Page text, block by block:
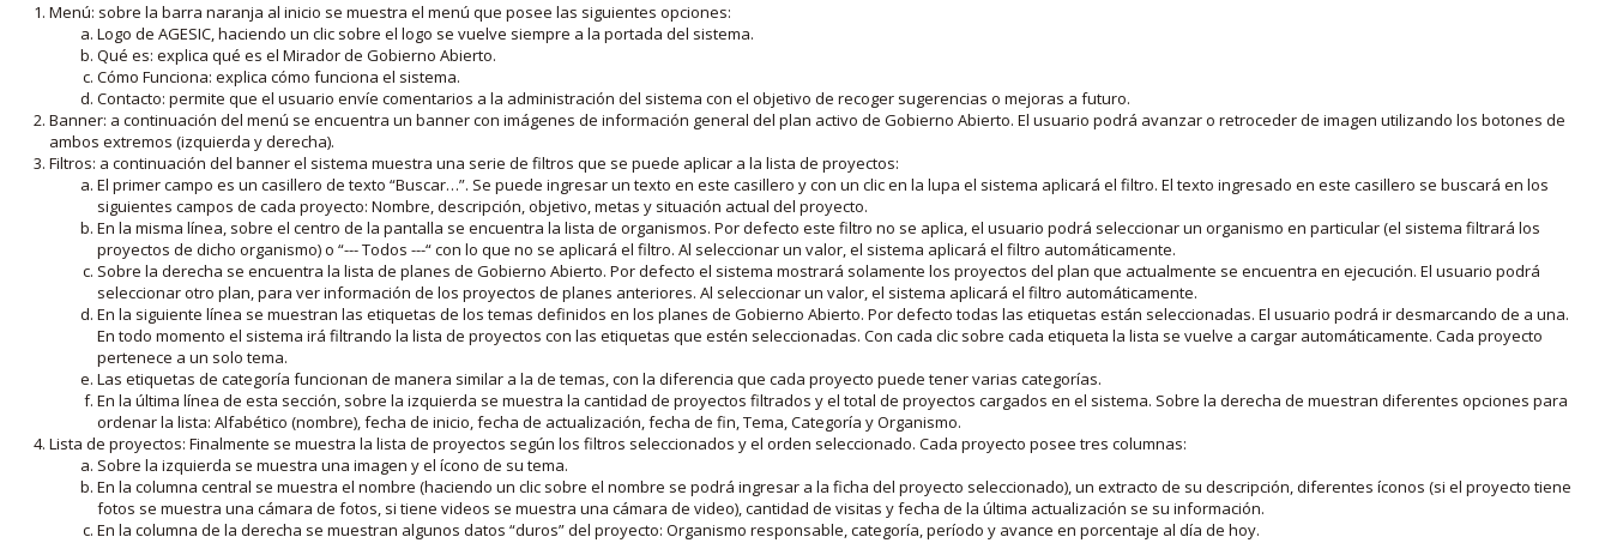
Menú: sobre la barra naranja al inicio se muestra el menú que posee las siguientes opciones:
Logo de AGESIC, haciendo un clic sobre el logo se vuelve siempre a la portada del sistema.
Qué es: explica qué es el Mirador de Gobierno Abierto.
Cómo Funciona: explica cómo funciona el sistema.
Contacto: permite que el usuario envíe comentarios a la administración del sistema con el objetivo de recoger sugerencias o mejoras a futuro.
Banner: a continuación del menú se encuentra un banner con imágenes de información general del plan activo de Gobierno Abierto. El usuario podrá avanzar o retroceder de imagen utilizando los botones de
ambos extremos (izquierda y derecha).
Filtros: a continuación del banner el sistema muestra una serie de filtros que se puede aplicar a la lista de proyectos:
El primer campo es un casillero de texto “Buscar…”. Se puede ingresar un texto en este casillero y con un clic en la lupa el sistema aplicará el filtro. El texto ingresado en este casillero se buscará en los
siguientes campos de cada proyecto: Nombre, descripción, objetivo, metas y situación actual del proyecto.
En la misma línea, sobre el centro de la pantalla se encuentra la lista de organismos. Por defecto este filtro no se aplica, el usuario podrá seleccionar un organismo en particular (el sistema filtrará los
proyectos de dicho organismo) o “--- Todos ---“ con lo que no se aplicará el filtro. Al seleccionar un valor, el sistema aplicará el filtro automáticamente.
Sobre la derecha se encuentra la lista de planes de Gobierno Abierto. Por defecto el sistema mostrará solamente los proyectos del plan que actualmente se encuentra en ejecución. El usuario podrá
seleccionar otro plan, para ver información de los proyectos de planes anteriores. Al seleccionar un valor, el sistema aplicará el filtro automáticamente.
En la siguiente línea se muestran las etiquetas de los temas definidos en los planes de Gobierno Abierto. Por defecto todas las etiquetas están seleccionadas. El usuario podrá ir desmarcando de a una.
En todo momento el sistema irá filtrando la lista de proyectos con las etiquetas que estén seleccionadas. Con cada clic sobre cada etiqueta la lista se vuelve a cargar automáticamente. Cada proyecto
pertenece a un solo tema.
Las etiquetas de categoría funcionan de manera similar a la de temas, con la diferencia que cada proyecto puede tener varias categorías.
En la última línea de esta sección, sobre la izquierda se muestra la cantidad de proyectos filtrados y el total de proyectos cargados en el sistema. Sobre la derecha de muestran diferentes opciones para
ordenar la lista: Alfabético (nombre), fecha de inicio, fecha de actualización, fecha de fin, Tema, Categoría y Organismo.
Lista de proyectos: Finalmente se muestra la lista de proyectos según los filtros seleccionados y el orden seleccionado. Cada proyecto posee tres columnas:
Sobre la izquierda se muestra una imagen y el ícono de su tema.
En la columna central se muestra el nombre (haciendo un clic sobre el nombre se podrá ingresar a la ficha del proyecto seleccionado), un extracto de su descripción, diferentes íconos (si el proyecto tiene
fotos se muestra una cámara de fotos, si tiene videos se muestra una cámara de video), cantidad de visitas y fecha de la última actualización se su información.
En la columna de la derecha se muestran algunos datos “duros” del proyecto: Organismo responsable, categoría, período y avance en porcentaje al día de hoy.